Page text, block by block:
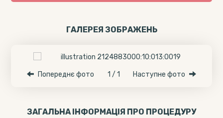
ГАЛЕРЕЯ ЗОБРАЖЕНЬ
Попереднє фото 1 / 1 Наступне фото
ЗАГАЛЬНА ІНФОРМАЦІЯ ПРО ПРОЦЕДУРУ